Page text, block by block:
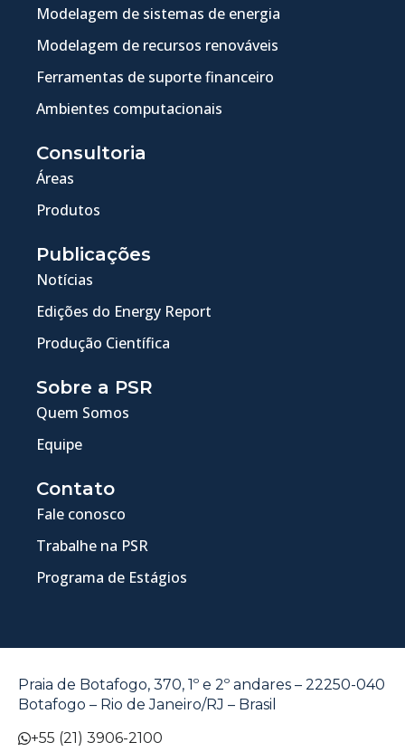
Modelagem de sistemas de energia
Modelagem de recursos renováveis
Ferramentas de suporte financeiro
Ambientes computacionais
Consultoria
Áreas
Produtos
Publicações
Notícias
Edições do Energy Report
Produção Científica
Sobre a PSR
Quem Somos
Equipe
Contato
Fale conosco
Trabalhe na PSR
Programa de Estágios
Praia de Botafogo, 370, 1º e 2º andares – 22250-040
Botafogo – Rio de Janeiro/RJ – Brasil
+55 (21) 3906-2100